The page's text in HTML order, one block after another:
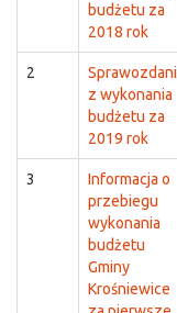
budżetu za
2018 rok
2
z wykonania
budżetu za
2019 rok
3
Informacja o
przebiegu
wykonania
budżetu
Gminy
Krośniewice